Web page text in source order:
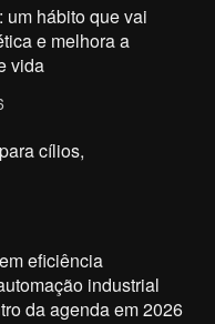
um hábito que vai
e melhora a
vida
cílios,
eficiência
industrial
da agenda em 2026